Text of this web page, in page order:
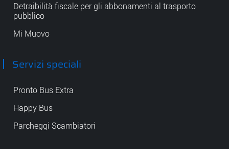
Detraibilità fiscale per gli abbonamenti al trasporto
pubblico
Mi Muovo
Servizi speciali
Pronto Bus Extra
Happy Bus
Parcheggi Scambiatori